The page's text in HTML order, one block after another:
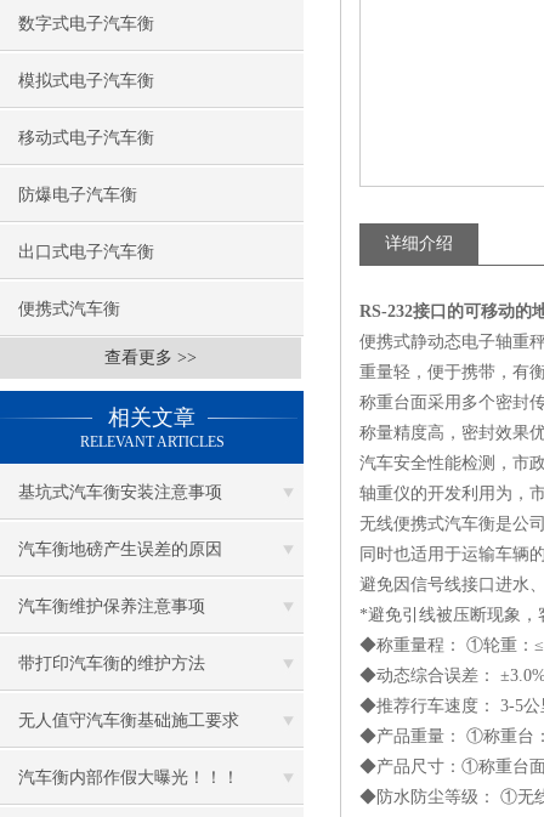
数字式电子汽车衡
模拟式电子汽车衡
移动式电子汽车衡
防爆电子汽车衡
出口式电子汽车衡
便携式汽车衡
查看更多 >>
相关文章
RELEVANT ARTICLES
基坑式汽车衡安装注意事项
汽车衡地磅产生误差的原因
汽车衡维护保养注意事项
带打印汽车衡的维护方法
无人值守汽车衡基础施工要求
汽车衡内部作假大曝光！！！
详细介绍
RS-232接口的可移动的
便携式静动态电子轴重
重量轻，便于携带，有
称重台面采用多个密封
称量精度高，密封效果
汽车安全性能检测，市
轴重仪的开发利用为，
无线便携式汽车衡是公
同时也适用于运输车辆
避免因信号线接口进水
*避免引线被压断现象，
◆称重量程： ①轮重：
◆动态综合误差：
◆推荐行车速度： 3-5公
◆产品重量： ①称重台
◆产品尺寸：①称重台面
◆防水防尘等级： ①无